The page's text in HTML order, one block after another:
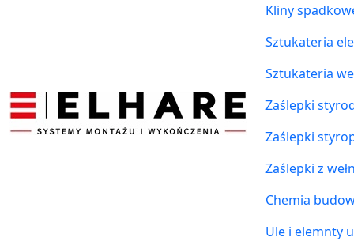
Kliny
Sztukateria
Sztukateria
Zaślepki
Zaślepki
Zaślepki z
Chemia
Ule i elemnty